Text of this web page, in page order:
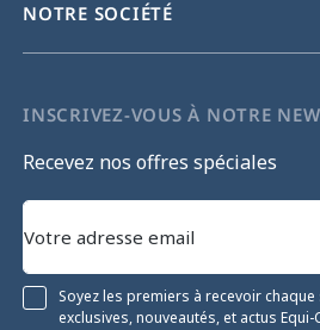
NOTRE SOCIÉTÉ
INSCRIVEZ-VOUS À NOTRE
Recevez nos offres spéciales
Soyez les premiers à recevoir
exclusives, nouveautés, et actus Equi-